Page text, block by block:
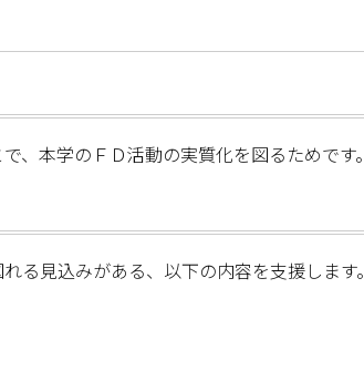
、本学のＦＤ活動の実質化を図るためです。
る見込みがある、以下の内容を支援します。